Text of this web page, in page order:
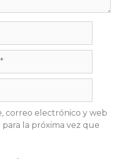
correo electrónico y web
la próxima vez que